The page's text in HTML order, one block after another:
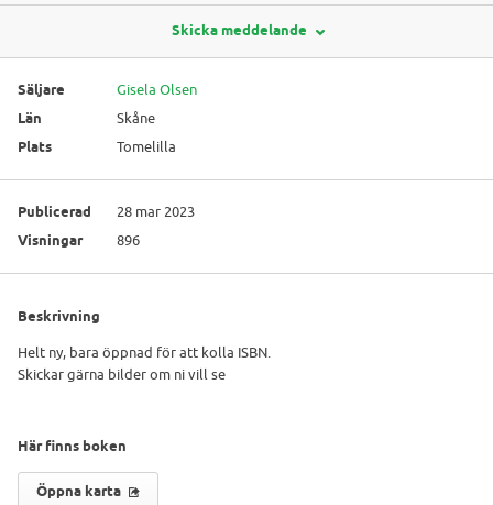
Skicka meddelande
Säljare Gisela Olsen
Län Skåne
Plats Tomelilla
Publicerad 28 mar 2023
Visningar 896
Beskrivning
Helt ny, bara öppnad för att kolla ISBN.
Skickar gärna bilder om ni vill se
Här finns boken
Öppna karta